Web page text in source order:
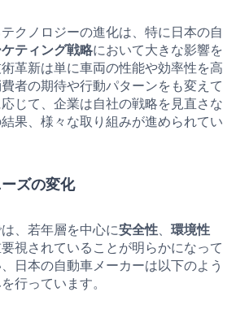
クノロジーの進化は、特に日本の自
ティング戦略において大きな影響を
革新は単に車両の性能や効率性を高
者の期待や行動パターンをも変えて
じて、企業は自社の戦略を見直さな
果、様々な取り組みが進められてい
ズの変化
、若年層を中心に安全性、 環境性
視されていることが明らかになって
日本の自動車メーカーは以下のよう
行っています。